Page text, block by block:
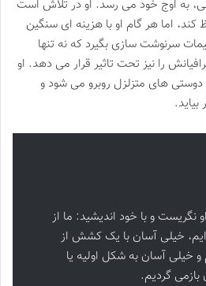
به اوج خود می رسد. او در تلاش است
کند، اما هر گام او با هزینه ای سنگین
سرنوشت سازی بگیرد که نه تنها
را نیز تحت تاثیر قرار می دهد. او
دوستی های متزلزل روبرو می شود و
نگریست و با خود اندیشید: ما از
خیلى آسان با یک کشش از
آسان به شکل اولیه یا
بازمى گردیم.